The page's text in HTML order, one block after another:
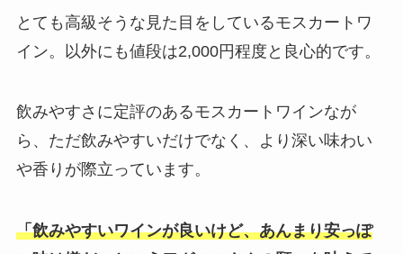
とても高級そうな見た目をしているモスカートワ
イン。以外にも値段は2,000円程度と良心的です。
飲みやすさに定評のあるモスカートワインなが
ら、ただ飲みやすいだけでなく、より深い味わい
や香りが際立っています。
「飲みやすいワインが良いけど、あんまり安っぽ